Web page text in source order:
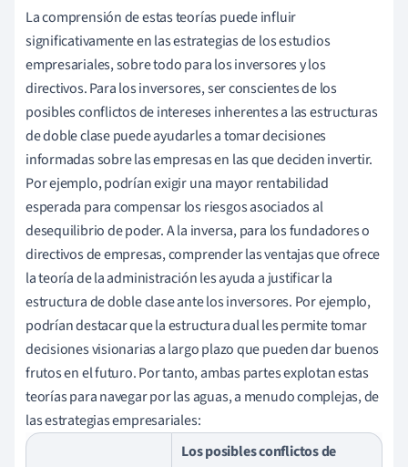
La comprensión de estas teorías puede influir
significativamente en las estrategias de los estudios
empresariales, sobre todo para los inversores y los
directivos. Para los inversores, ser conscientes de los
posibles conflictos de intereses inherentes a las estructuras
de doble clase puede ayudarles a tomar decisiones
informadas sobre las empresas en las que deciden invertir.
Por ejemplo, podrían exigir una mayor rentabilidad
esperada para compensar los riesgos asociados al
desequilibrio de poder. A la inversa, para los fundadores o
directivos de empresas, comprender las ventajas que ofrece
la teoría de la administración les ayuda a justificar la
estructura de doble clase ante los inversores. Por ejemplo,
podrían destacar que la estructura dual les permite tomar
decisiones visionarias a largo plazo que pueden dar buenos
frutos en el futuro. Por tanto, ambas partes explotan estas
teorías para navegar por las aguas, a menudo complejas, de
las estrategias empresariales:
Los posibles conflictos de